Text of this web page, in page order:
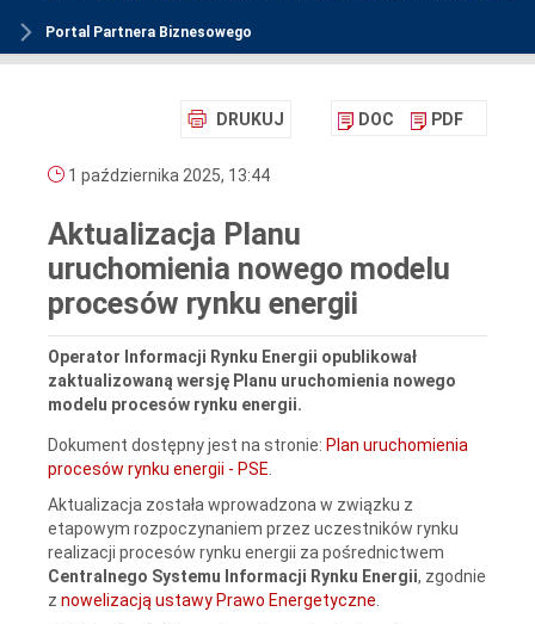
Portal Partnera Biznesowego
DRUKUJ DOC PDF
1 października 2025, 13:44
Aktualizacja Planu
uruchomienia nowego modelu
procesów rynku energii
Operator Informacji Rynku Energii opublikował
zaktualizowaną wersję Planu uruchomienia nowego
modelu procesów rynku energii.
Dokument dostępny jest na stronie: Plan uruchomienia
procesów rynku energii - PSE.
Aktualizacja została wprowadzona w związku z
etapowym rozpoczynaniem przez uczestników rynku
realizacji procesów rynku energii za pośrednictwem
Centralnego Systemu Informacji Rynku Energii, zgodnie
z nowelizacją ustawy Prawo Energetyczne.